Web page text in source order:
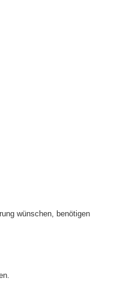
wünschen, benötigen